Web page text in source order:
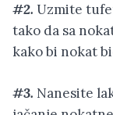
#2. Uzmite
tako da sa
kako bi nokat
#3. Nanesite